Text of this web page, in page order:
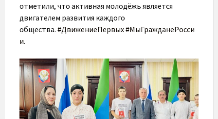
отметили, что активная молодёжь является
двигателем развития каждого
общества. #ДвижениеПервых#МыГражданеРосси
и.